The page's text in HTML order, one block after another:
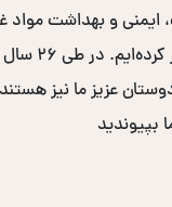
کیفیت، ایمنی و
عزیز ما نیز
بپیوندید